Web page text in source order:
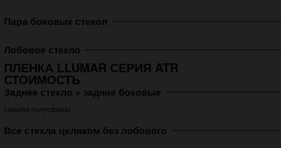
Пара боковых стекол
Лобовое стекло
ПЛЕНКА LLUMAR СЕРИЯ ATR
СТОИМОСТЬ
Заднее стекло + задние боковые
(задняя полусфера)
Все стекла целиком без лобового